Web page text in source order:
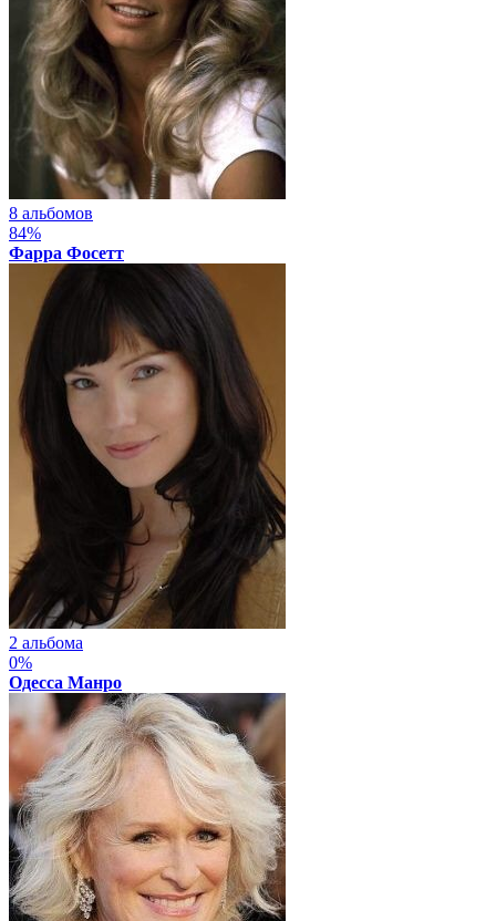
8 альбомов
84%
Фарра Фосетт
2 альбома
0%
Одесса Манро